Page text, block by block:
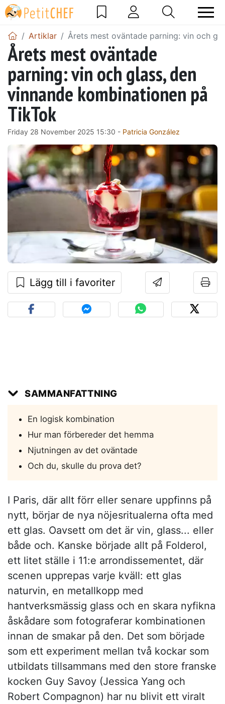
Artiklar Årets mest oväntade parning: vin och
Årets mest oväntade
parning: vin och glass, den
vinnande kombinationen på
TikTok
Friday 28 November 2025 15:30 - Patricia González
Lägg till i favoriter
SAMMANFATTNING
En logisk kombination
Hur man förbereder det hemma
Njutningen av det oväntade
Och du, skulle du prova det?
I Paris, där allt förr eller senare uppfinns på
nytt, börjar de nya nöjesritualerna ofta med
ett glas. Oavsett om det är vin, glass... eller
både och. Kanske började allt på Folderol,
ett litet ställe i 11:e arrondissementet, där
scenen upprepas varje kväll: ett glas
naturvin, en metallkopp med
hantverksmässig glass och en skara nyfikna
åskådare som fotograferar kombinationen
innan de smakar på den. Det som började
som ett experiment mellan två kockar som
utbildats tillsammans med den store franske
kocken Guy Savoy (Jessica Yang och
Robert Compagnon) har nu blivit ett viralt